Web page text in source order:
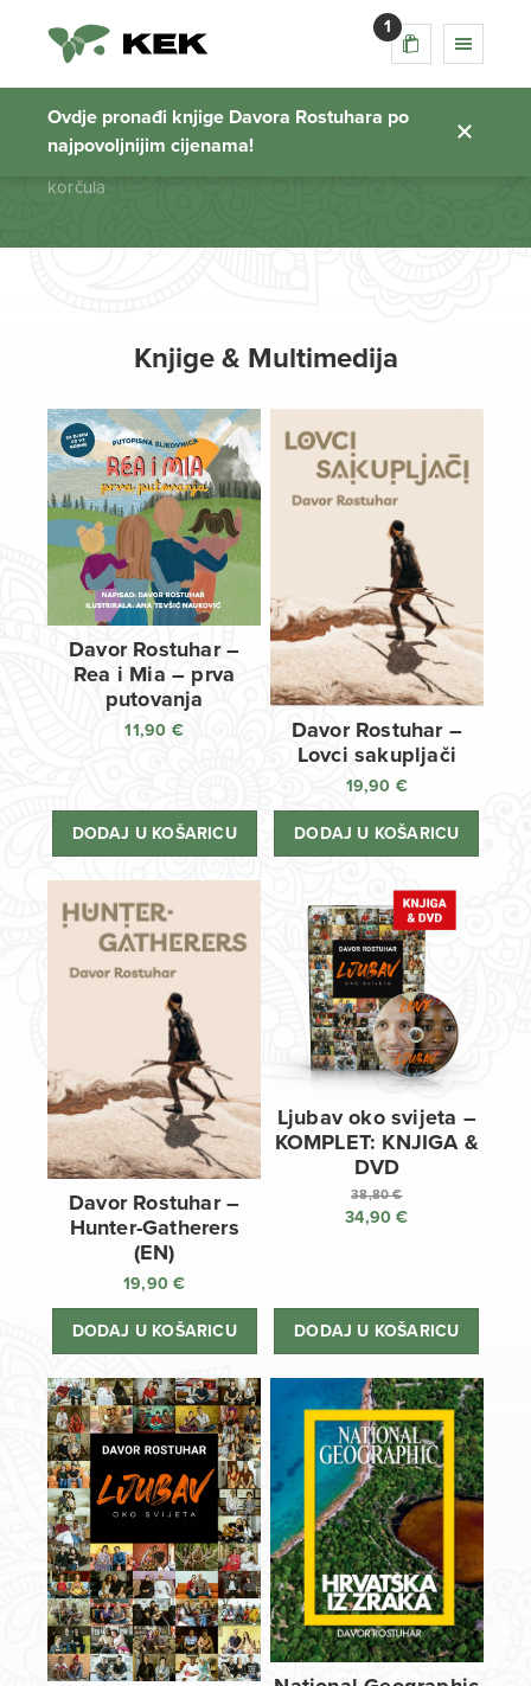
1
Ovdje pronađi knjige Davora Rostuhara po
najpovoljnijim cijenama!
korčula
Početna stranica
korčula
Knjige & Multimedija
Davor Rostuhar –
Rea i Mia – prva
putovanja
11,90 €
DODAJ U KOŠARICU
Davor Rostuhar –
Lovci sakupljači
19,90 €
DODAJ U KOŠARICU
Davor Rostuhar –
Hunter-Gatherers
(EN)
19,90€
DODAJ U KOŠARICU
Ljubav oko svijeta –
KOMPLET: KNJIGA &
DVD
38,80€
Izvorna
38,80 €.
34,90€
34,90 €.
DODAJ U KOŠARICU